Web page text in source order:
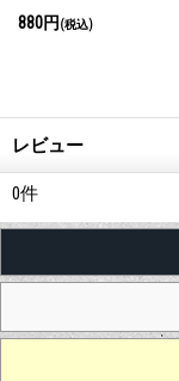
880円 (税込)
レビュー
0件